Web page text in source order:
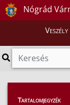
Nógrád
Magunkról
Tartalomjegyzék